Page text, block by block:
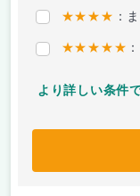
★★★★ ：
★★★★★
より詳しい条件